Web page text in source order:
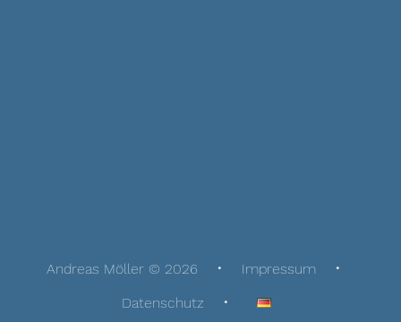
Andreas Möller © 2026
Impressum
Datenschutz